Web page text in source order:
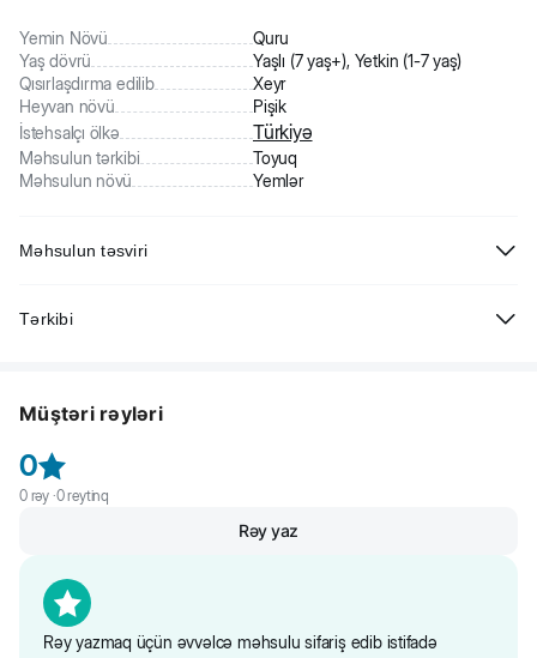
Yemin Növü
Quru
Yaş dövrü
Yaşlı (7 yaş+), Yetkin (1-7 yaş)
Qısırlaşdırma edilib
Xeyr
Heyvan növü
Pişik
İstehsalçı ölkə
Türkiyə
Məhsulun tərkibi
Toyuq
Məhsulun növü
Yemlər
Məhsulun təsviri
balanslaşdırılmış rasion bütün cins yetkin pişiklərin qida tələblərini
Tərkibi
Saytdakı maddələr və qida tərkibi barədə məlumat yalnız istinad
üçündür. Bütün məhsul məlumatları birbaşa qablaşdırmada təqdim
olunur.
Müştəri rəyləri
0
0rəy ·0reytinq
Rəy yazmaq üçün əvvəlcə məhsulu sifariş edib istifadə
Rəy yaz